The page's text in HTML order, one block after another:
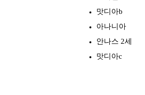
맛디아b
아나니아
안나스 2세
맛디아c